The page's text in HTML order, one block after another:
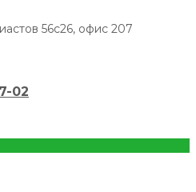
56с26, офис 207
02